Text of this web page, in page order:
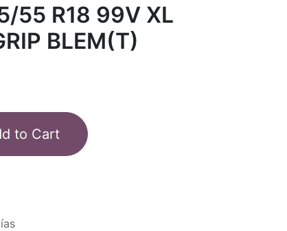
55 R18 99V XL
BLEM(T)
to Cart